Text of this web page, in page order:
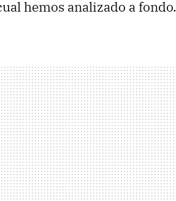
hemos analizado a fondo.